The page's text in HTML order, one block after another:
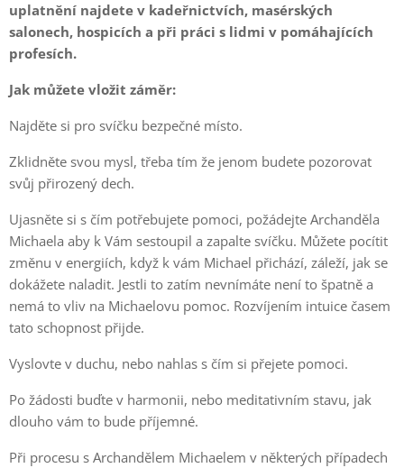
uplatnění najdete v kadeřnictvích, masérských
salonech, hospicích a při práci s lidmi v pomáhajících
profesích.
Jak můžete vložit záměr:
Najděte si pro svíčku bezpečné místo.
Zklidněte svou mysl, třeba tím že jenom budete pozorovat
svůj přirozený dech.
Ujasněte si s čím potřebujete pomoci, požádejte Archanděla
Michaela aby k Vám sestoupil a zapalte svíčku. Můžete pocítit
změnu v energiích, když k vám Michael přichází, záleží, jak se
dokážete naladit. Jestli to zatím nevnímáte není to špatně a
nemá to vliv na Michaelovu pomoc. Rozvíjením intuice časem
tato schopnost přijde.
Vyslovte v duchu, nebo nahlas s čím si přejete pomoci.
Po žádosti buďte v harmonii, nebo meditativním stavu, jak
dlouho vám to bude příjemné.
Při procesu s Archandělem Michaelem v některých případech